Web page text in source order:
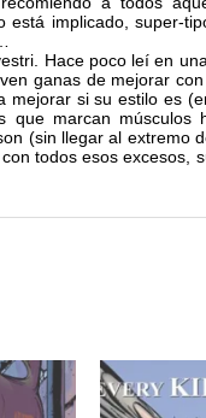
está implicado, super-
Hace poco leí en
ganas de mejorar
si su estilo es
que marcan
(sin llegar al extremo
todos esos excesos,